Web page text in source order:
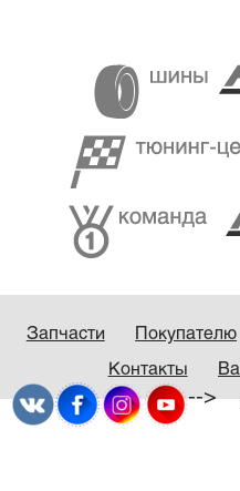
Запчасти Покупателю
Контакты
-->